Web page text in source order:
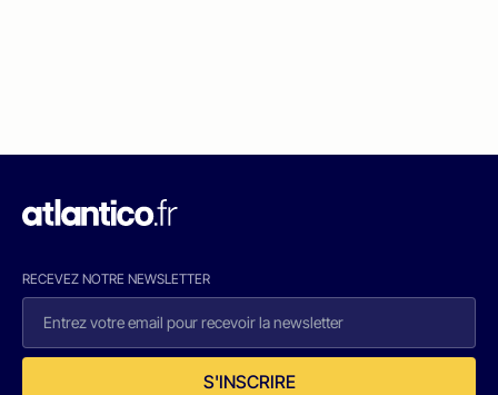
RECEVEZ NOTRE NEWSLETTER
S'INSCRIRE